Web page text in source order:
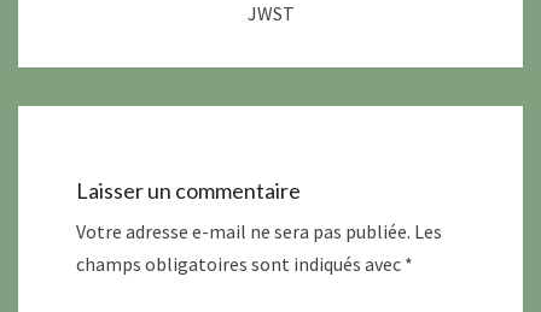
JWST
Laisser un commentaire
Votre adresse e-mail ne sera pas publiée. Les
champs obligatoires sont indiqués avec *